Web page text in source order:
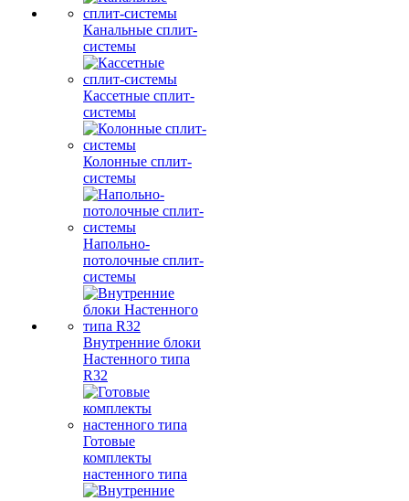
Канальные сплит-
системы
Кассетные сплит-
системы
Колонные сплит-
системы
Напольно-
потолочные сплит-
системы
Внутренние блоки
Настенного типа
R32
Готовые
комплекты
настенного типа